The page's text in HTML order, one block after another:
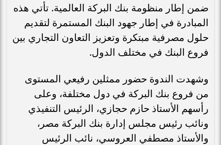
ضمن إطار منظومة بنك البركة العالمية. تأتي هذه
المبادرة في إطار جهود البنك المستمرة لتقديم
حلول مصرفية مبتكرة وتعزيز التعاون التجاري بين
فروع البنك في مختلف الدول.
وشهدت الندوة حضور ممثلين رفيعي المستوى
من فروع بنك البركة في دول مختلفة، وعلى
رأسهم الأستاذ حازم حجازي، الرئيس التنفيذي
ونائب رئيس مجلس إدارة بنك البركة مصر،
والأستاذ مصطفي العروسي، نائب الرئيس